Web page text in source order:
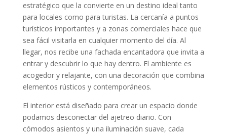
estratégico que la convierte en un destino ideal tanto
para locales como para turistas. La cercanía a puntos
turísticos importantes y a zonas comerciales hace que
sea fácil visitarla en cualquier momento del día. Al
llegar, nos recibe una fachada encantadora que invita a
entrar y descubrir lo que hay dentro. El ambiente es
acogedor y relajante, con una decoración que combina
elementos rústicos y contemporáneos.
El interior está diseñado para crear un espacio donde
podamos desconectar del ajetreo diario. Con
cómodos asientos y una iluminación suave, cada